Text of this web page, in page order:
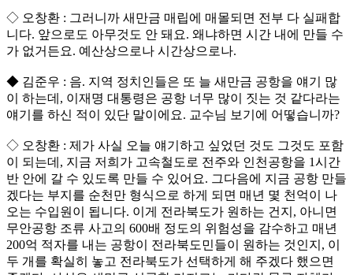
◇ 오창환 : 그러니까 새만금 매립에 매몰되면 전부 다 실패합
니다. 앞으로도 아무것도 안 돼요. 왜냐하면 시간 내에 만들 수
가 없거든요. 예산상으로나 시간상으로나.
◆ 김준우 : 음. 지역 정치인들은 또 늘 새만금 공항을 얘기 많
이 하는데, 이재명 대통령은 공항 너무 많이 짓는 것 같다라는
얘기를 하신 적이 있단 말이에요. 교수님 보기에 어떻습니까?
◇ 오창환 : 제가 사실 오늘 얘기하고 싶었던 것도 그것도 포함
이 되는데, 지금 저희가 고속철도로 전주와 인천공항을 1시간
반 안에 갈 수 있도록 만들 수 있어요. 그다음에 지금 공항 만들
겠다는 부지를 순천만 형식으로 하게 되면 매년 몇 천억이 나
오는 수입원이 됩니다. 이게 전라북도가 원하는 건지, 아니면
무안공항 조류 사고의 600배 정도의 위험성을 감수하고 매년
200억 적자를 내는 공항이 전라북도민들이 원하는 것인지, 이
두 개를 확실히 놓고 전라북도가 선택하게 해 주겠다 했으면